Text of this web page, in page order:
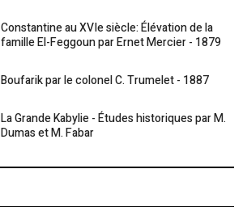
Constantine au XVIe siècle: Élévation de la
famille El-Feggoun par Ernet Mercier - 1879
Boufarik par le colonel C. Trumelet - 1887
La Grande Kabylie - Études historiques par M.
Dumas et M. Fabar